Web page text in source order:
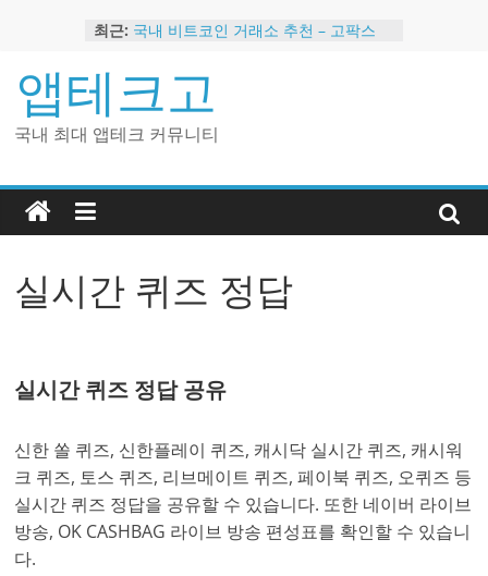
content
최근: 국내 비트코인 거래소 추천 – 고팍스
트
2024 강력히 추천하는 은행 멤버십 현
금 앱테크
해외 코인 거래소 추천 순위 BEST 2
앱테크고
국내 최대 앱테크 커뮤니티
실시간 퀴즈 정답
실시간 퀴즈 정답 공유
신한 쏠 퀴즈, 신한플레이 퀴즈, 캐시닥 실시간 퀴즈, 캐시워
크 퀴즈, 토스 퀴즈, 리브메이트 퀴즈, 페이북 퀴즈, 오퀴즈 등
실시간 퀴즈 정답을 공유할 수 있습니다. 또한 네이버 라이브
방송, OK CASHBAG 라이브 방송 편성표를 확인할 수 있습니
다.